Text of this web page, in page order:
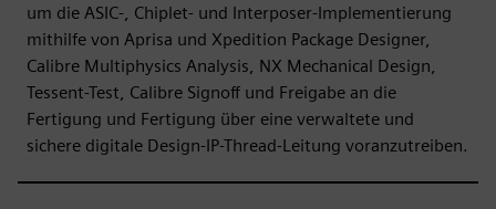
um die ASIC-, Chiplet- und Interposer-Implementierung
mithilfe von Aprisa und Xpedition Package Designer,
Calibre Multiphysics Analysis, NX Mechanical Design,
Tessent-Test, Calibre Signoff und Freigabe an die
Fertigung und Fertigung über eine verwaltete und
sichere digitale Design-IP-Thread-Leitung voranzutreiben.